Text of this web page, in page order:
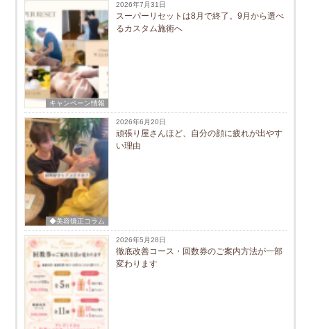
キャンペーン情報
2026年7月31日
スーパーリセットは8月で終了。9月から選べ
るカスタム施術へ
◆美容矯正コラム
2026年6月20日
頑張り屋さんほど、自分の顔に疲れが出やす
い理由
2026年5月28日
徹底改善コース・回数券のご案内方法が一部
変わります